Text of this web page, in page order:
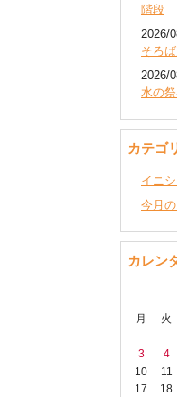
階段
2026/
そろ
2026/
水の
カテゴ
イニ
今月
カレン
月
火
3
4
10
11
17
18